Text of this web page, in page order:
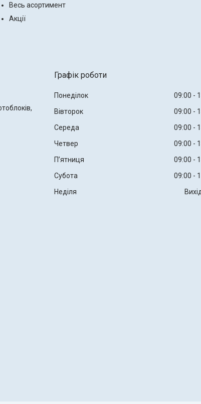
Весь асортимент
Акції
Графік роботи
Понеділок 09:00
Вівторок
09:00
Середа
09:00
Четвер
09:00
Пʼятниця
09:00
Субота
09:00
Неділя